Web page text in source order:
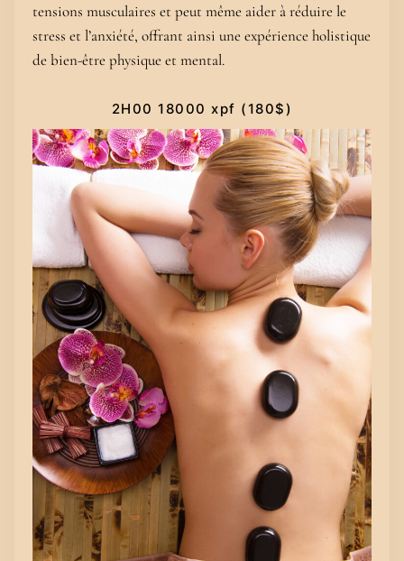
tensions musculaires et peut même aider à réduire le
stress et l’anxiété, offrant ainsi une expérience holistique
de bien-être physique et mental.
2H00 18000 xpf (180$)